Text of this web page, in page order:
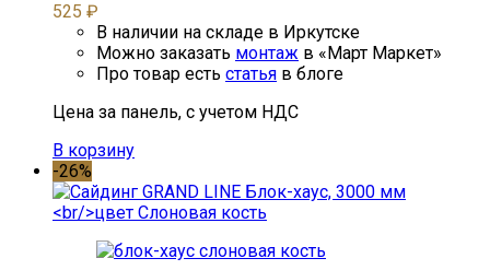
525 ₽
В наличии на складе в Иркутске
Можно заказать монтаж в «Март Маркет»
Про товар есть статья в блоге
Цена за панель, с учетом НДС
В корзину
-26%